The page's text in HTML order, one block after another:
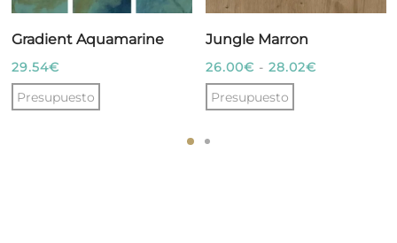
Gradient Aquamarine
29.54€
Presupuesto
Jungle Marron
26.00€ - 28.02€Rango
Presupuesto
producto